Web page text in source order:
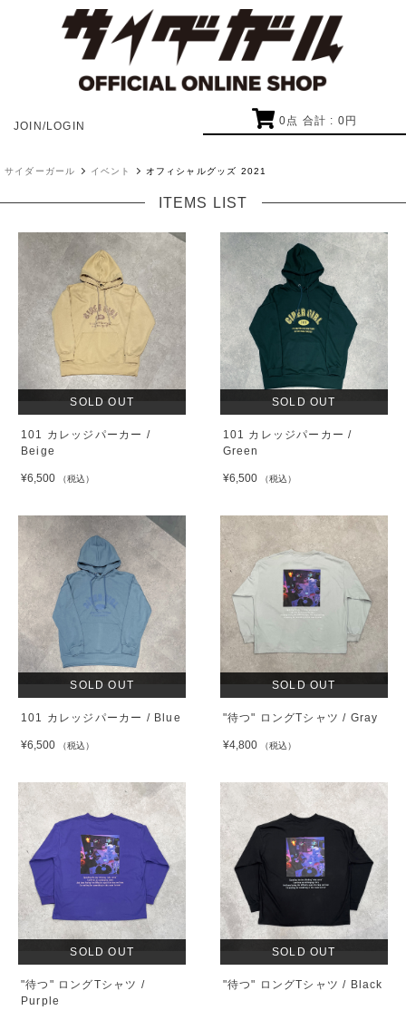
JOIN/LOGIN 0 点 合計 : 0円
サイダーガール イベント オフィシャルグッズ 2021
ITEMS LIST
SOLD OUT
101 カレッジパーカー /
Beige
¥6,500 （税込）
SOLD OUT
101 カレッジパーカー /
Green
¥6,500 （税込）
SOLD OUT
101 カレッジパーカー / Blue
¥6,500 （税込）
SOLD OUT
"待つ" ロングTシャツ / Gray
¥4,800 （税込）
SOLD OUT
"待つ" ロングTシャツ /
Purple
SOLD OUT
"待つ" ロングTシャツ / Black